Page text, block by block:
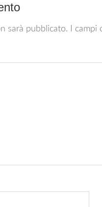
sarà pubblicato. I